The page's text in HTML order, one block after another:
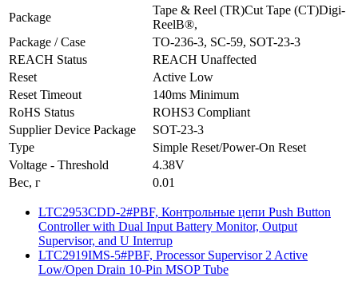
Package
Tape & Reel (TR)Cut Tape (CT)Digi-
ReelВ®,
Package / Case
TO-236-3, SC-59, SOT-23-3
REACH Status
REACH Unaffected
Reset
Active Low
Reset Timeout
140ms Minimum
RoHS Status
ROHS3 Compliant
Supplier Device Package
SOT-23-3
Type
Simple Reset/Power-On Reset
Voltage - Threshold
4.38V
Вес, г
0.01
LTC2953CDD-2#PBF, Контрольные цепи Push Button
Controller with Dual Input Battery Monitor, Output
Supervisor, and U Interrup
LTC2919IMS-5#PBF, Processor Supervisor 2 Active
Low/Open Drain 10-Pin MSOP Tube